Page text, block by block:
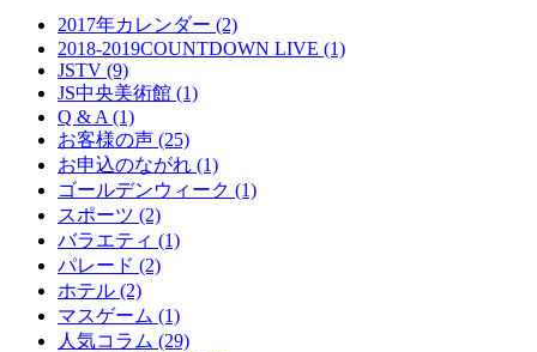
2017年カレンダー (2)
2018-2019COUNTDOWN LIVE (1)
JSTV (9)
JS中央美術館 (1)
Q & A (1)
お客様の声 (25)
お申込のながれ (1)
ゴールデンウィーク (1)
スポーツ (2)
バラエティ (1)
パレード (2)
ホテル (2)
マスゲーム (1)
人気コラム (29)